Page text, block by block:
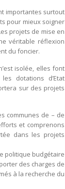
importantes surtout
pour mieux soigner
projets de mise en
véritable réflexion
du foncier.
isolée, elles font
dotations d’Etat
sur des projets
communes de – de
et comprenons
dans les projets
politique budgétaire
des charges de
à la recherche du